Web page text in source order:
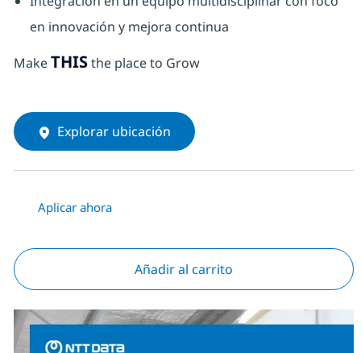
en innovación y mejora continua
MakeTHISthe place to Grow
Explorar ubicación
Aplicar ahora
Añadir al carrito